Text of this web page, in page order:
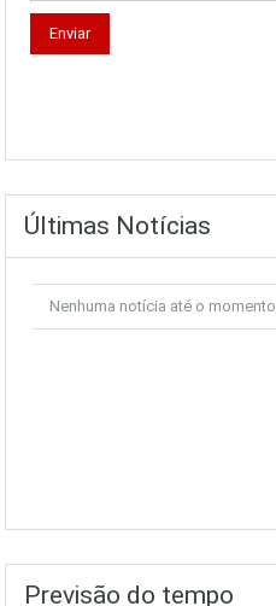
Últimas Notícias
Nenhuma notícia até o momento
Previsão do tempo